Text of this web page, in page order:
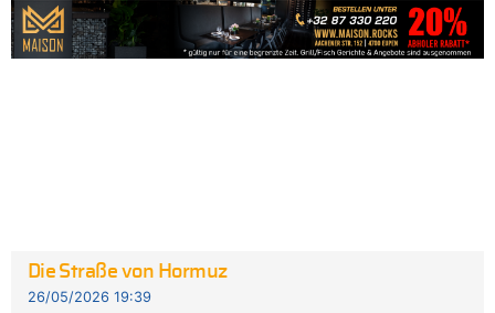
Die Straße von Hormuz
26/05/2026 19:39